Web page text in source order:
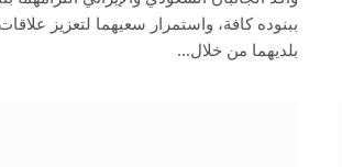
ببنوده كافة، واستمرار سعيهما لتعزيز
بلديهما من خلال…